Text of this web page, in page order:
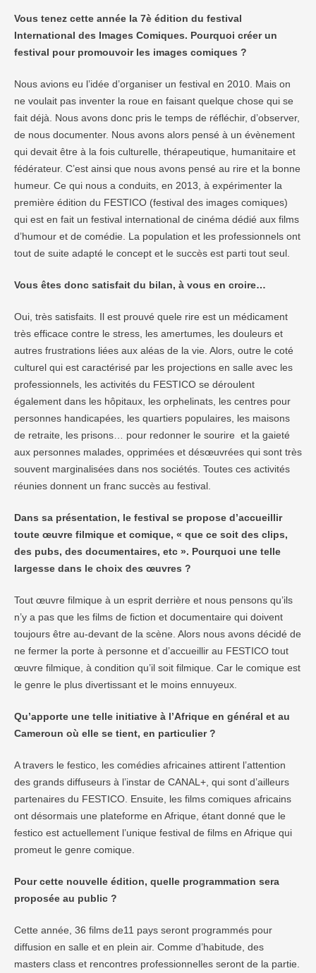
Vous tenez cette année la 7è édition du festival
International des Images Comiques. Pourquoi créer un
festival pour promouvoir les images comiques ?
Nous avions eu l’idée d’organiser un festival en 2010. Mais on
ne voulait pas inventer la roue en faisant quelque chose qui se
fait déjà. Nous avons donc pris le temps de réfléchir, d’observer,
de nous documenter. Nous avons alors pensé à un évènement
qui devait être à la fois culturelle, thérapeutique, humanitaire et
fédérateur. C’est ainsi que nous avons pensé au rire et la bonne
humeur. Ce qui nous a conduits, en 2013, à expérimenter la
première édition du FESTICO (festival des images comiques)
qui est en fait un festival international de cinéma dédié aux films
d’humour et de comédie. La population et les professionnels ont
tout de suite adapté le concept et le succès est parti tout seul.
Vous êtes donc satisfait du bilan, à vous en croire…
Oui, très satisfaits. Il est prouvé quele rire est un médicament
très efficace contre le stress, les amertumes, les douleurs et
autres frustrations liées aux aléas de la vie. Alors, outre le coté
culturel qui est caractérisé par les projections en salle avec les
professionnels, les activités du FESTICO se déroulent
également dans les hôpitaux, les orphelinats, les centres pour
personnes handicapées, les quartiers populaires, les maisons
de retraite, les prisons… pour redonner le sourire et la gaieté
aux personnes malades, opprimées et désœuvrées qui sont très
souvent marginalisées dans nos sociétés. Toutes ces activités
réunies donnent un franc succès au festival.
Dans sa présentation, le festival se propose d’accueillir
toute œuvre filmique et comique, « que ce soit des clips,
des pubs, des documentaires, etc ». Pourquoi une telle
largesse dans le choix des œuvres ?
Tout œuvre filmique à un esprit derrière et nous pensons qu’ils
n’y a pas que les films de fiction et documentaire qui doivent
toujours être au-devant de la scène. Alors nous avons décidé de
ne fermer la porte à personne et d’accueillir au FESTICO tout
œuvre filmique, à condition qu’il soit filmique. Car le comique est
le genre le plus divertissant et le moins ennuyeux.
Qu’apporte une telle initiative à l’Afrique en général et au
Cameroun où elle se tient, en particulier ?
A travers le festico, les comédies africaines attirent l’attention
des grands diffuseurs à l’instar de CANAL+, qui sont d’ailleurs
partenaires du FESTICO. Ensuite, les films comiques africains
ont désormais une plateforme en Afrique, étant donné que le
festico est actuellement l’unique festival de films en Afrique qui
promeut le genre comique.
Pour cette nouvelle édition, quelle programmation sera
proposée au public ?
Cette année, 36 films de11 pays seront programmés pour
diffusion en salle et en plein air. Comme d’habitude, des
masters class et rencontres professionnelles seront de la partie.